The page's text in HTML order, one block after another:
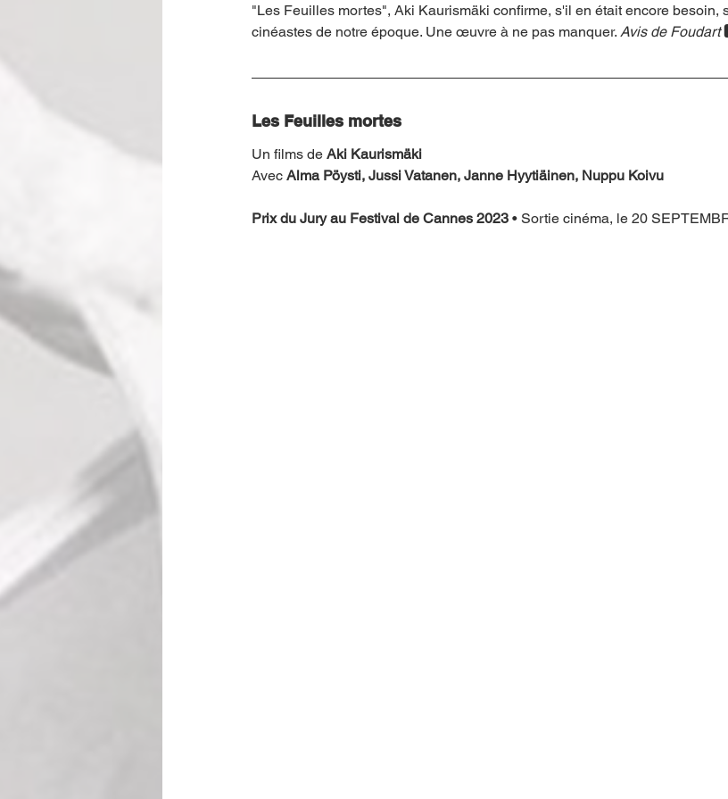
"Les Feuilles mortes", Aki Kaurismäki confirme, s'il en était encore besoin,
cinéastes de notre époque. Une œuvre à ne pas manquer. Avis de Foudart
Les Feuilles mortes
Un films de Aki Kaurismäki
Avec Alma Pöysti, Jussi Vatanen, Janne Hyytiäinen, Nuppu Koivu
Prix du Jury au Festival de Cannes 2023 • Sortie cinéma, le 20